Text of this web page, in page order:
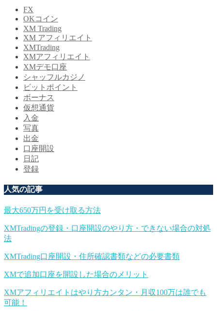
FX
OKコイン
XM Trading
XM アフィリエイト
XMTrading
XMアフィリエイト
XMデモ口座
シャッフルカジノ
ビットポイント
ボーナス
仮想通貨
入金
写真
出金
口座開設
日記
登録
人気の記事
最大650万円を受け取る方法
XMTradingの登録・口座開設のやり方・できない場合の対処
法
XMTrading口座開設・住所確認書類などの必要書類
XMで追加口座を開設した場合のメリット
XMアフィリエイトはやり方カンタン・月収100万は誰でも
可能！